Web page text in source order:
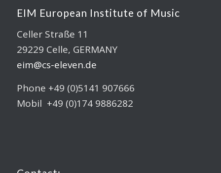
EIM European Institute of Music
Celler Straße 11
29229 Celle, GERMANY
eim@cs-eleven.de
Phone +49 (0)5141 907666
Mobil +49 (0)174 9886282